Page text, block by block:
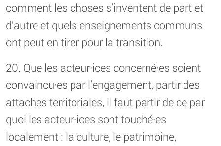
comment les choses s’inventent de part et
d’autre et quels enseignements communs
ont peut en tirer pour la transition.
20. Que les acteur·ices concerné·es soient
convaincu·es par l’engagement, partir des
attaches territoriales, il faut partir de ce par
quoi les acteur·ices sont touché·es
localement : la culture, le patrimoine,